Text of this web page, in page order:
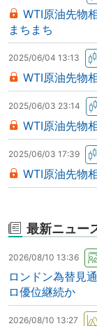
WTI原油先物
まちまち
2025/06/04 13:13
WTI原油先物
2025/06/03 23:14
WTI原油先物
2025/06/03 17:39
WTI原油先物
最新ニュー
2026/08/10 13:36
ロンドン為替見
ロ優位継続か
2026/08/10 13:27